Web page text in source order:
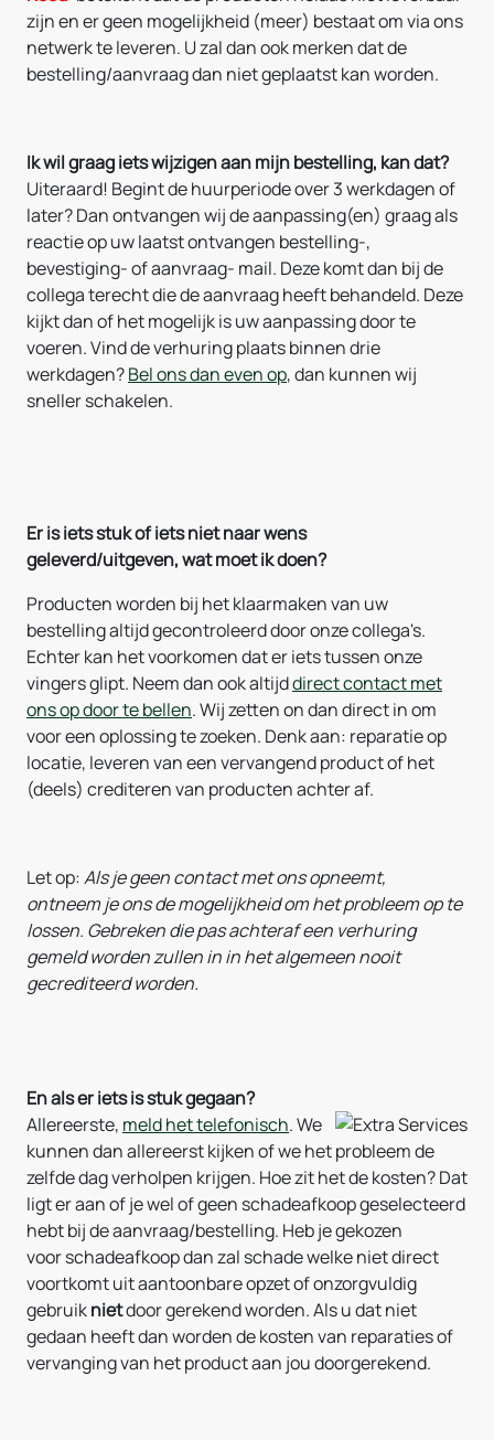
zijn en er geen mogelijkheid (meer) bestaat om via ons
netwerk te leveren. U zal dan ook merken dat de
bestelling/aanvraag dan niet geplaatst kan worden.
Ik wil graag iets wijzigen aan mijn bestelling, kan dat?
Uiteraard! Begint de huurperiode over 3 werkdagen of
later? Dan ontvangen wij de aanpassing(en) graag als
reactie op uw laatst ontvangen bestelling-,
bevestiging- of aanvraag- mail. Deze komt dan bij de
collega terecht die de aanvraag heeft behandeld. Deze
kijkt dan of het mogelijk is uw aanpassing door te
voeren. Vind de verhuring plaats binnen drie
werkdagen?Bel ons dan even op, dan kunnen wij
sneller schakelen.
Er is iets stuk of iets niet naar wens
geleverd/uitgeven, wat moet ik doen?
Producten worden bij het klaarmaken van uw
bestelling altijd gecontroleerd door onze collega's.
Echter kan het voorkomen dat er iets tussen onze
vingers glipt. Neem dan ook altijddirect contact met
ons op door te bellen. Wij zetten on dan direct in om
voor een oplossing te zoeken. Denk aan: reparatie op
locatie, leveren van een vervangend product of het
(deels) crediteren van producten achter af.
Let op:Als je geen contact met ons opneemt,
ontneem je ons de mogelijkheid om het probleem op te
lossen. Gebreken die pas achteraf een verhuring
gemeld worden zullen in in het algemeen nooit
gecrediteerd worden.
En als er iets is stuk gegaan?
Allereerste, meld het telefonisch. We
kunnen dan allereerst kijken of we het probleem de
zelfde dag verholpen krijgen. Hoe zit het de kosten? Dat
ligt er aan of je wel of geen schadeafkoop geselecteerd
hebt bij de aanvraag/bestelling. Heb je gekozen
voor schadeafkoop dan zal schade welke niet direct
voortkomt uit aantoonbare opzet of onzorgvuldig
gebruiknietdoor gerekend worden. Als u dat niet
gedaan heeft dan worden de kosten van reparaties of
vervanging van het product aan jou doorgerekend.